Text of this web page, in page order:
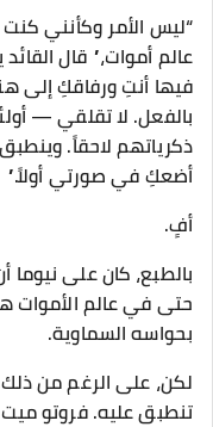
“ليس الأمر وكأنني كنت
عالم أموات،” قال
فيها أنتِ ورفاقكِ إلى
بالفعل. لا تقلقي —
ذكرياتهم لاحقاً.
أضعكِ في صورتي أولاً.”
أفٍ.
بالطبع، كان على
حتى في عالم الأموات
بحواسه السماوية.
لكن، على الرغم من
تنطبق عليه. فروتو ميت